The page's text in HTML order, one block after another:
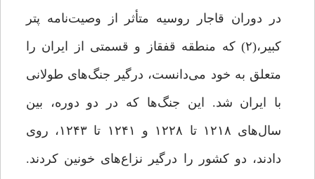
در دوران قاجار روسیه متأثر از وصیت‌نامه پتر
کبیر،(۲) که منطقه‌‌‌‌‌‌‌‌‌‌‌‌‌‌ قفقاز و قسمتی از ایران را
متعلق به خود می‌‌‌‌‌‌‌‌‌‌‌‌‌‌دانست، درگیر جنگ‌‌‌‌‌‌‌‌‌‌‌‌‌‌های طولانی
با ایران شد. این جنگ‌‌‌‌‌‌‌‌‌‌‌‌‌‌ها که در دو دوره، بین
سال‌‌‌‌‌‌‌‌‌‌‌‌‌‌های ۱۲۱۸ تا ۱۲۲۸ و ۱۲۴۱ تا ۱۲۴۳، روی
دادند، دو کشور را درگیر نزاع‌‌‌‌‌‌‌‌‌‌‌‌‌‌های خونین کردند.